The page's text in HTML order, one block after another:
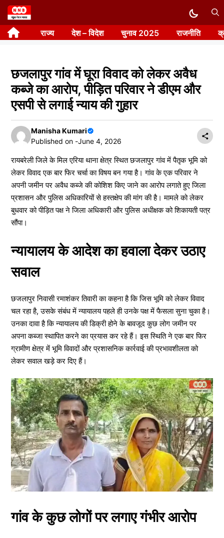
Skip
to
content राज्य देश – विदेश चुनाव 2025 राजनीति
छजलापुर गांव में घूरा विवाद को लेकर अवैध
कब्जे का आरोप, पीड़ित परिवार ने डीएम और
एसपी से लगाई न्याय की गुहार
Manisha Kumari
Published on -June 4, 2026
रायबरेली जिले के मिल एरिया थाना क्षेत्र स्थित छजलापुर गांव में पैतृक भूमि को
लेकर विवाद एक बार फिर चर्चा का विषय बन गया है। गांव के एक परिवार ने
अपनी जमीन पर अवैध कब्जे की कोशिश किए जाने का आरोप लगाते हुए जिला
प्रशासन और पुलिस अधिकारियों से हस्तक्षेप की मांग की है। मामले को लेकर
बुधवार को पीड़ित पक्ष ने जिला अधिकारी और पुलिस अधीक्षक को शिकायती पत्र
सौंपा।
न्यायालय के आदेश का हवाला देकर उठाए
सवाल
छजलापुर निवासी रमाशंकर तिवारी का कहना है कि जिस भूमि को लेकर विवाद
चल रहा है, उसके संबंध में न्यायालय पहले ही उनके पक्ष में फैसला सुना चुका है।
उनका दावा है कि न्यायालय की डिक्री होने के बावजूद कुछ लोग जमीन पर
अपना कब्जा स्थापित करने का प्रयास कर रहे हैं। इस स्थिति ने एक बार फिर
ग्रामीण क्षेत्र में भूमि विवादों और प्रशासनिक कार्रवाई की प्रभावशीलता को
लेकर सवाल खड़े कर दिए हैं।
गांव के कुछ लोगों पर लगाए गंभीर आरोप